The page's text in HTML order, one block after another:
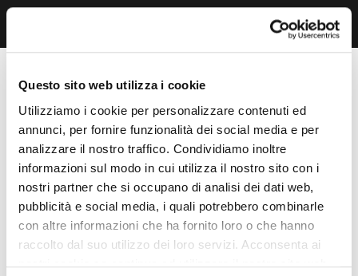
Questo sito web utilizza i cookie
Utilizziamo i cookie per personalizzare contenuti ed
annunci, per fornire funzionalità dei social media e per
analizzare il nostro traffico. Condividiamo inoltre
informazioni sul modo in cui utilizza il nostro sito con i
nostri partner che si occupano di analisi dei dati web,
pubblicità e social media, i quali potrebbero combinarle
con altre informazioni che ha fornito loro o che hanno
raccolto dal suo utilizzo dei loro servizi. Acconsenta ai